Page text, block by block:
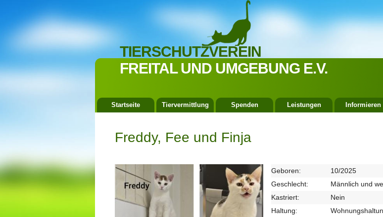
TIERSCHUTZVEREIN
FREITAL UND UMGEBUNG E.V.
Startseite Tiervermittlung Spenden Leistungen Informieren
Freddy, Fee und Finja
Geboren:
10/2025
Geschlecht:
Männlich und
Kastriert:
Nein
Haltung: